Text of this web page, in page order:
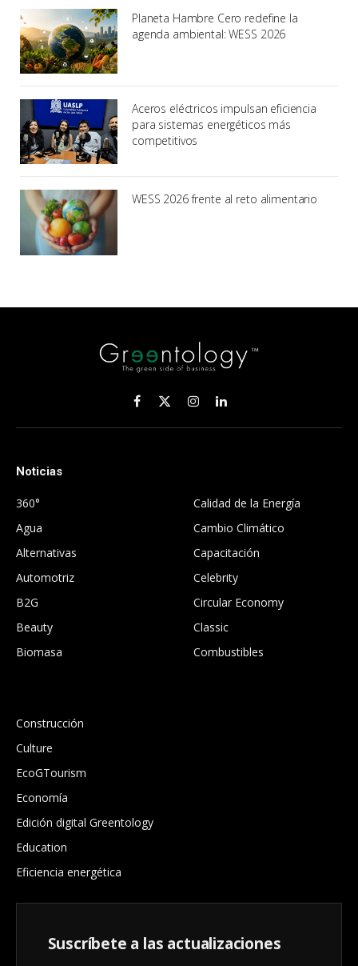
Planeta Hambre Cero redefine la
agenda ambiental: WESS 2026
Aceros eléctricos impulsan eficiencia
para sistemas energéticos más
competitivos
WESS 2026 frente al reto alimentario
Facebook
X
(Twitter)
InstagramLinkedIn
Noticias
360°
Agua
Alternativas
Automotriz
B2G
Beauty
Biomasa
Calidad de la Energía
Cambio Climático
Capacitación
Celebrity
Circular Economy
Classic
Combustibles
Construcción
Culture
EcoGTourism
Economía
Edición digital Greentology
Education
Eficiencia energética
Suscríbete a las actualizaciones